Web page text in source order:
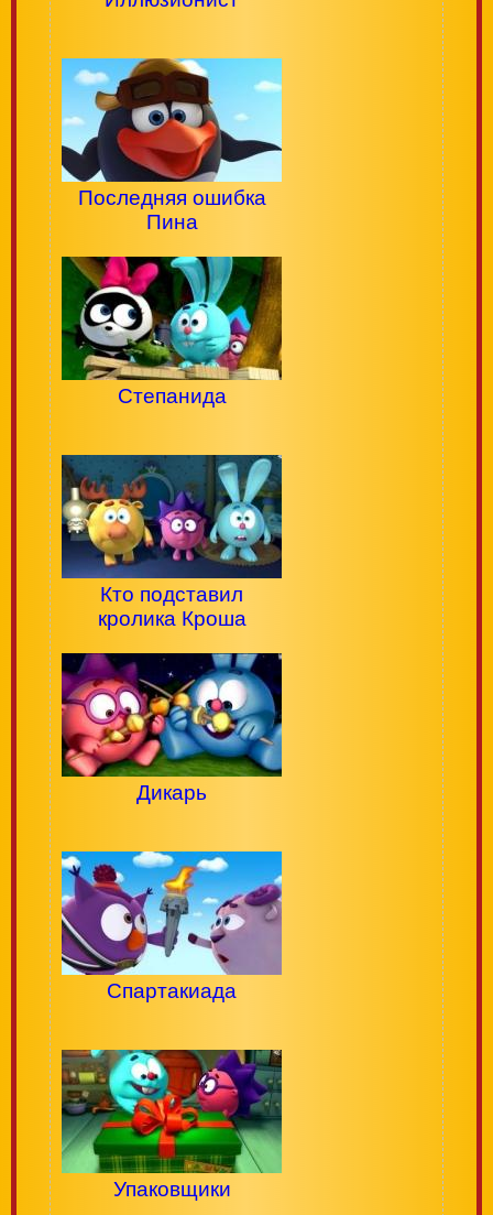
Последняя ошибка
Пина
Степанида
Кто подставил
кролика Кроша
Дикарь
Спартакиада
Упаковщики